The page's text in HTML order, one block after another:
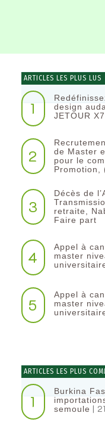
ARTICLES LES PLUS LUS
1
design
JETOUR
2
de Master
pour le
3
Décès de
retraite,
Faire part
4
Appel à
master
5
Appel à
master
ARTICLES LES PLUS
1
Burkina
semoule |